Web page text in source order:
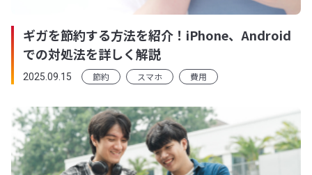
ギガを節約する方法を紹介！iPhone、Android
での対処法を詳しく解説
2025.09.15 節約 スマホ 費用